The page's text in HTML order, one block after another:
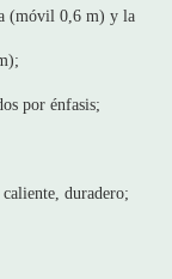
(móvil 0,6 m) y la
​​por énfasis;
duradero;